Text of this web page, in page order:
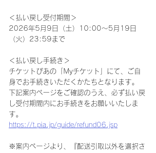
＜払い戻し受付期間＞
2026年5月9日（土）10:00～5月19日
（火）23:59まで
＜払い戻し手続き＞
チケットぴあの「Myチケット」にて、ご自
身でお手続きいただくかたちとなります。
下記案内ページをご確認のうえ、必ず払い戻
し受付期間内にお手続きをお願いいたしま
す。
https://t.pia.jp/guide/refund06.jsp
※案内ページより、『配送引取以外を選択さ